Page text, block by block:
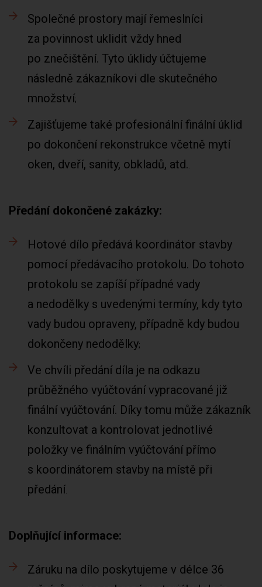
Společné prostory mají řemeslníci
za povinnost uklidit vždy hned
po znečištění. Tyto úklidy účtujeme
následně zákazníkovi dle skutečného
množství
Zajišťujeme také profesionální finální úklid
po dokončení rekonstrukce včetně mytí
oken, dveří, sanity, obkladů, atd.
Předání dokončené zakázky:
Hotové dílo předává koordinátor stavby
pomocí předávacího protokolu. Do tohoto
protokolu se zapíší případné vady
a nedodělky s uvedenými termíny, kdy tyto
vady budou opraveny, případně kdy budou
dokončeny nedodělky
Ve chvíli předání díla je na odkazu
průběžného vyúčtování vypracované již
finální vyúčtování. Díky tomu může zákazník
konzultovat a kontrolovat jednotlivé
položky ve finálním vyúčtování přímo
s koordinátorem stavby na místě při
předání
Doplňující informace:
Záruku na dílo poskytujeme v délce 36